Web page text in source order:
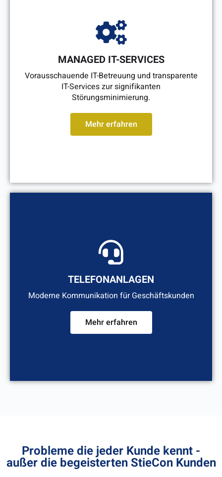
MANAGED IT-SERVICES
Vorausschauende IT-Betreuung und transparente
IT-Services zur signifikanten
Störungsminimierung.
Mehr erfahren
TELEFONANLAGEN
Moderne Kommunikation für Geschäftskunden
Mehr erfahren
Probleme die jeder Kunde kennt -
außer die begeisterten StieCon Kunden